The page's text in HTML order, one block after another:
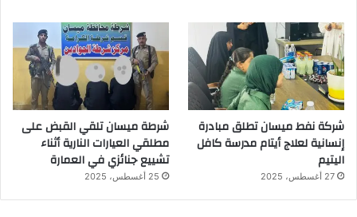
شركة نفط ميسان تطلق مبادرة
إنسانية لعلاج أيتام مدرسة كافل
اليتيم
27 أغسطس، 2025
شرطة ميسان تلقي القبض على
مطلقي العيارات النارية أثناء
تشييع جنائزي في العمارة
25 أغسطس، 2025